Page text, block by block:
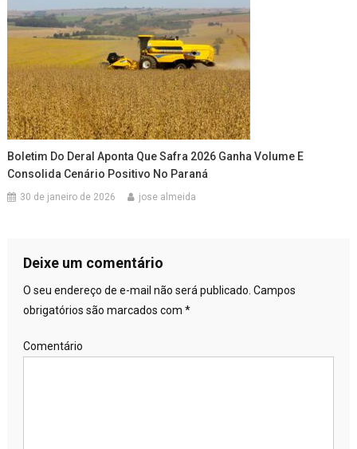
Boletim Do Deral Aponta Que Safra 2026 Ganha Volume E
Consolida Cenário Positivo No Paraná
30 de janeiro de 2026 jose almeida
Deixe um comentário
O seu endereço de e-mail não será publicado. Campos
obrigatórios são marcados com *
Comentário